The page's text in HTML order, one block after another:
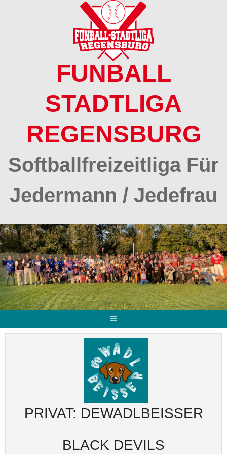
FUNBALL
STADTLIGA
REGENSBURG
Softballfreizeitliga Für
Jedermann / Jedefrau
PRIVAT: DEWADLBEISSER
BLACK DEVILS